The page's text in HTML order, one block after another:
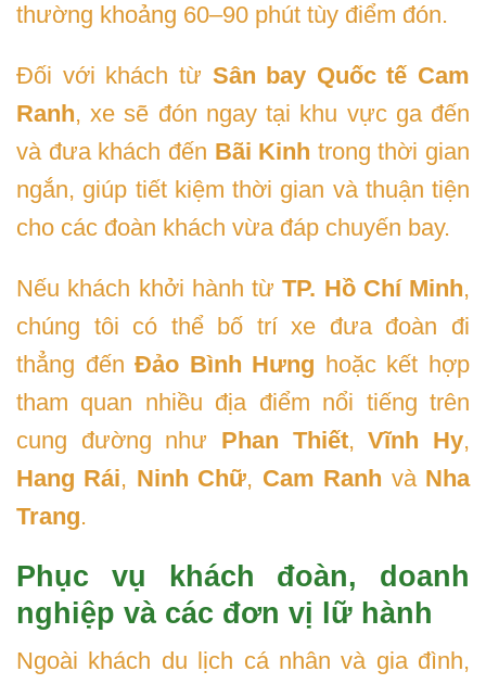
thường khoảng 60–90 phút tùy điểm đón.
Đối với khách từ Sân bay Quốc tế Cam
Ranh, xe sẽ đón ngay tại khu vực ga đến
và đưa khách đến Bãi Kinh trong thời gian
ngắn, giúp tiết kiệm thời gian và thuận tiện
cho các đoàn khách vừa đáp chuyến bay.
Nếu khách khởi hành từTP. Hồ Chí Minh,
chúng tôi có thể bố trí xe đưa đoàn đi
thẳng đếnĐảo Bình Hưng hoặc kết hợp
tham quan nhiều địa điểm nổi tiếng trên
cung đường như Phan Thiết,Vĩnh Hy,
Hang Rái, Ninh Chữ, Cam Ranh và Nha
Trang.
Phục vụ khách đoàn, doanh
nghiệp và các đơn vị lữ hành
Ngoài khách du lịch cá nhân và gia đình,